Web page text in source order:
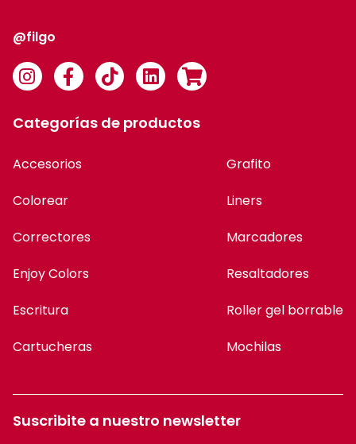
@filgo
Categorías de productos
Accesorios
Colorear
Correctores
Enjoy Colors
Escritura
Cartucheras
Grafito
Liners
Marcadores
Resaltadores
Roller gel borrable
Mochilas
Suscribite a nuestro newsletter